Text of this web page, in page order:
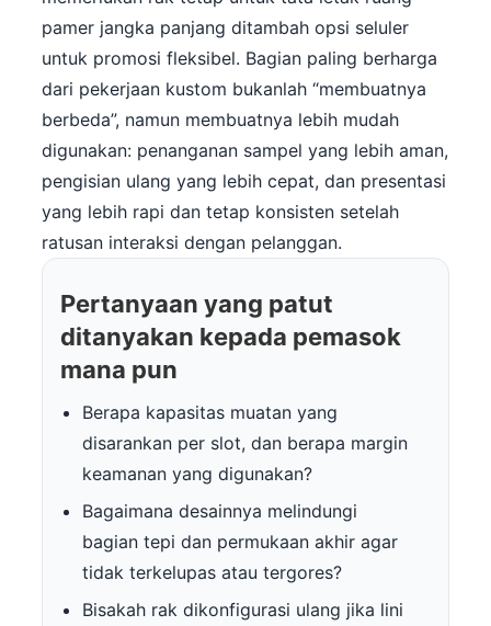
pamer jangka panjang ditambah opsi seluler
untuk promosi fleksibel. Bagian paling berharga
dari pekerjaan kustom bukanlah “membuatnya
berbeda”, namun membuatnya lebih mudah
digunakan: penanganan sampel yang lebih aman,
pengisian ulang yang lebih cepat, dan presentasi
yang lebih rapi dan tetap konsisten setelah
ratusan interaksi dengan pelanggan.
Pertanyaan yang patut
ditanyakan kepada pemasok
mana pun
Berapa kapasitas muatan yang
disarankan per slot, dan berapa margin
keamanan yang digunakan?
Bagaimana desainnya melindungi
bagian tepi dan permukaan akhir agar
tidak terkelupas atau tergores?
Bisakah rak dikonfigurasi ulang jika lini